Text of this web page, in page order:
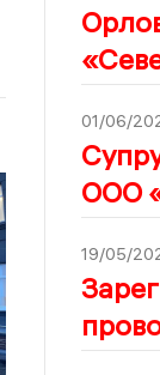
01/06/
ООО
19/05/